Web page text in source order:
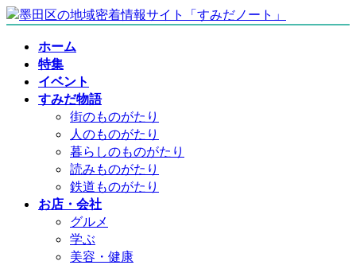
コ
ナ
ホーム
特集
イベント
すみだ物語
街のものがたり
人のものがたり
暮らしのものがたり
読みものがたり
鉄道ものがたり
お店・会社
グルメ
学ぶ
美容・健康